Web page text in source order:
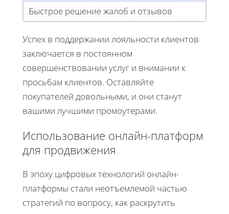
Быстрое решение жалоб и отзывов
Успех в поддержании лояльности клиентов
заключается в постоянном
совершенствовании услуг и внимании к
просьбам клиентов. Оставляйте
покупателей довольными, и они станут
вашими лучшими промоутерами.
Использование онлайн-платформ
для продвижения
В эпоху цифровых технологий онлайн-
платформы стали неотъемлемой частью
стратегий по вопросу, как раскрутить